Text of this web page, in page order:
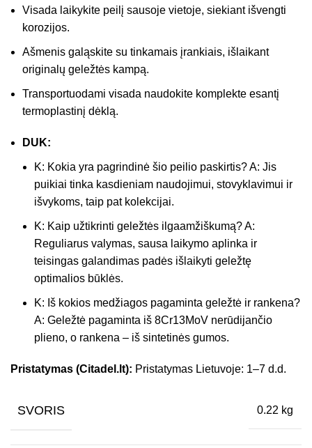
Visada laikykite peilį sausoje vietoje, siekiant išvengti
korozijos.
Ašmenis galąskite su tinkamais įrankiais, išlaikant
originalų geležtės kampą.
Transportuodami visada naudokite komplekte esantį
termoplastinį dėklą.
DUK:
K: Kokia yra pagrindinė šio peilio paskirtis? A: Jis
puikiai tinka kasdieniam naudojimui, stovyklavimui ir
išvykoms, taip pat kolekcijai.
K: Kaip užtikrinti geležtės ilgaamžiškumą? A:
Reguliarus valymas, sausa laikymo aplinka ir
teisingas galandimas padės išlaikyti geležtę
optimalios būklės.
K: Iš kokios medžiagos pagaminta geležtė ir rankena?
A: Geležtė pagaminta iš 8Cr13MoV nerūdijančio
plieno, o rankena – iš sintetinės gumos.
Pristatymas (Citadel.lt): Pristatymas Lietuvoje: 1–7 d.d.
SVORIS 0.22 kg